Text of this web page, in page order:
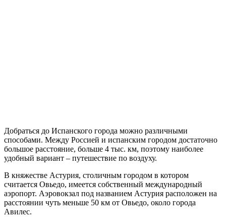
Добраться до Испанского города можно различными
способами. Между Россией и испанским городом достаточно
большое расстояние, больше 4 тыс. км, поэтому наиболее
удобный вариант – путешествие по воздуху.
В княжестве Астурия, столичным городом в котором
считается Овьедо, имеется собственный международный
аэропорт. Аэровокзал под названием Астурия расположен на
расстоянии чуть меньше 50 км от Овьедо, около города
Авилес.